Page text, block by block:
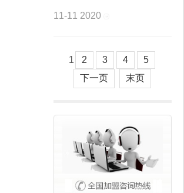
11-11 2020
1 2 3 4
5
下一页
末页